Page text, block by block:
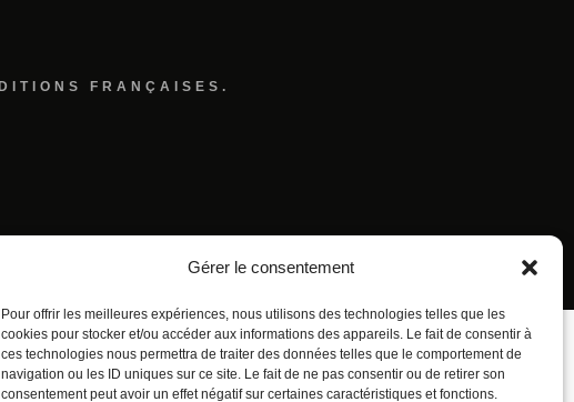
Gérer le consentement
Pour offrir les meilleures expériences, nous utilisons des technologies telles que les
cookies pour stocker et/ou accéder aux informations des appareils. Le fait de consentir à
ces technologies nous permettra de traiter des données telles que le comportement de
navigation ou les ID uniques sur ce site. Le fait de ne pas consentir ou de retirer son
consentement peut avoir un effet négatif sur certaines caractéristiques et fonctions.
FRANÇAISES.